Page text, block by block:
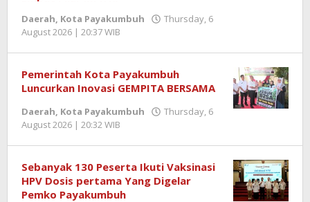
Daerah, Kota Payakumbuh
Thursday, 6
August 2026 | 20:37 WIB
Pemerintah Kota Payakumbuh
Luncurkan Inovasi GEMPITA BERSAMA
Daerah, Kota Payakumbuh
Thursday, 6
August 2026 | 20:32 WIB
Sebanyak 130 Peserta Ikuti Vaksinasi
HPV Dosis pertama Yang Digelar
Pemko Payakumbuh